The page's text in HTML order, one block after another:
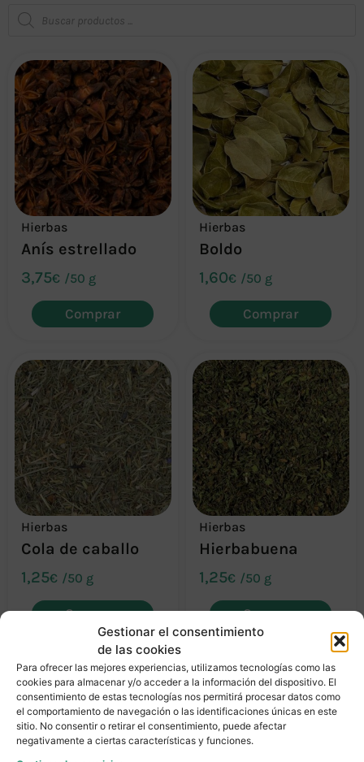
Gestionar el consentimiento
de las cookies
Para ofrecer las mejores experiencias, utilizamos tecnologías como las
cookies para almacenar y/o acceder a la información del dispositivo. El
consentimiento de estas tecnologías nos permitirá procesar datos como
el comportamiento de navegación o las identificaciones únicas en este
sitio. No consentir o retirar el consentimiento, puede afectar
negativamente a ciertas características y funciones.
Hierbas
Anís estrellado
3,75€ /50 g
Comprar
Hierbas
Boldo
1,60€ /50 g
Comprar
Hierbas
Cola de caballo
1,25€ /50 g
Comprar
Hierbas
Hierbabuena
1,25€ /50 g
Comprar